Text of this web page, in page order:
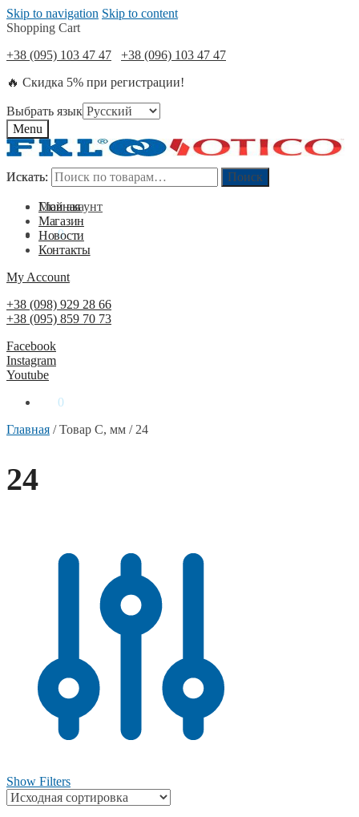
Skip to navigation Skip to content
Shopping Cart
+38 (095) 103 47 47
+38 (096) 103 47 47
🔥 Скидка 5% при регистрации!
Выбрать язык
Menu
Искать: Поиск
Мой акаунт
0₴ 0
Искать: Поиск
Главная
Магазин
Новости
Контакты
My Account
+38 (098) 929 28 66
+38 (095) 859 70 73
Facebook
Instagram
Youtube
0
Главная /Товар C, мм / 24
24
Show Filters